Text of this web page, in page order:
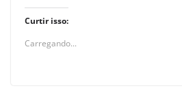
Curtir isso:
Carregando...